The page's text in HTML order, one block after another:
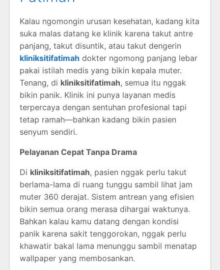
Kalau ngomongin urusan kesehatan, kadang kita
suka malas datang ke klinik karena takut antre
panjang, takut disuntik, atau takut dengerin
kliniksitifatimah dokter ngomong panjang lebar
pakai istilah medis yang bikin kepala muter.
Tenang, di kliniksitifatimah, semua itu nggak
bikin panik. Klinik ini punya layanan medis
terpercaya dengan sentuhan profesional tapi
tetap ramah—bahkan kadang bikin pasien
senyum sendiri.
Pelayanan Cepat Tanpa Drama
Di kliniksitifatimah, pasien nggak perlu takut
berlama-lama di ruang tunggu sambil lihat jam
muter 360 derajat. Sistem antrean yang efisien
bikin semua orang merasa dihargai waktunya.
Bahkan kalau kamu datang dengan kondisi
panik karena sakit tenggorokan, nggak perlu
khawatir bakal lama menunggu sambil menatap
wallpaper yang membosankan.